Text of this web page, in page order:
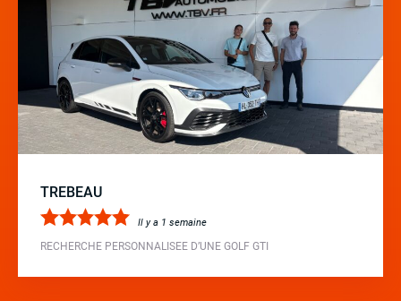
TREBEAU
Il y a 1 semaine
RECHERCHE PERSONNALISEE D’UNE GOLF GTI